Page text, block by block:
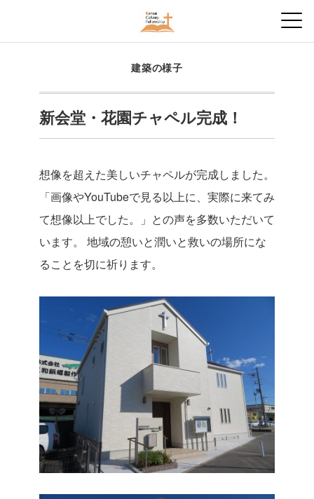
建築の様子
新会堂・花園チャペル完成！
想像を超えた美しいチャペルが完成しました。
「画像やYouTubeで見る以上に、実際に来てみ
て想像以上でした。」との声を多数いただいて
います。
地域の憩いと潤いと救いの場所にな
ることを切に祈ります。